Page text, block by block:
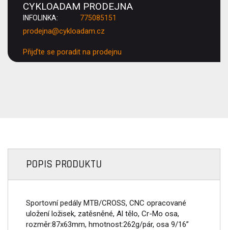
CYKLOADAM PRODEJNA
INFOLINKA: 775085151
prodejna@cykloadam.cz
Přijďte se poradit na prodejnu
POPIS PRODUKTU
Sportovní pedály MTB/CROSS, CNC opracované
uložení ložisek, zatěsněné, Al tělo, Cr-Mo osa,
rozměr:87x63mm, hmotnost:262g/pár, osa 9/16”